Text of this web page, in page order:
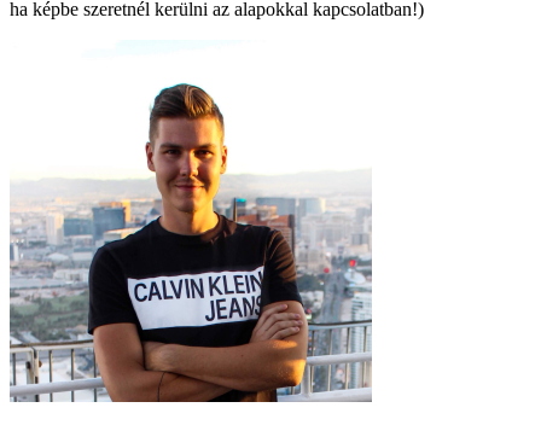
ha képbe szeretnél kerülni az alapokkal kapcsolatban!)